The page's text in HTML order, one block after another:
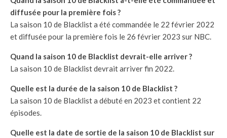
diffusée pour la première fois ?
La saison 10 de Blacklist a été commandée le 22 février 2022
et diffusée pour la première fois le 26 février 2023 sur NBC.
Quand la saison 10 de Blacklist devrait-elle arriver ?
La saison 10 de Blacklist devrait arriver fin 2022.
Quelle est la durée de la saison 10 de Blacklist ?
La saison 10 de Blacklist a débuté en 2023 et contient 22
épisodes.
Quelle est la date de sortie de la saison 10 de Blacklist sur